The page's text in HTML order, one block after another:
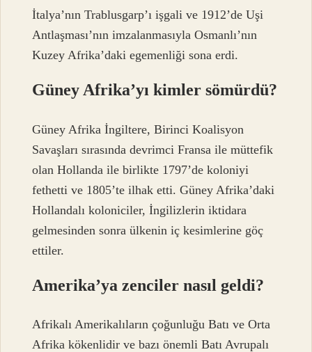
İtalya’nın Trablusgarp’ı işgali ve 1912’de Uşi
Antlaşması’nın imzalanmasıyla Osmanlı’nın
Kuzey Afrika’daki egemenliği sona erdi.
Güney Afrika’yı kimler sömürdü?
Güney Afrika İngiltere, Birinci Koalisyon
Savaşları sırasında devrimci Fransa ile müttefik
olan Hollanda ile birlikte 1797’de koloniyi
fethetti ve 1805’te ilhak etti. Güney Afrika’daki
Hollandalı koloniciler, İngilizlerin iktidara
gelmesinden sonra ülkenin iç kesimlerine göç
ettiler.
Amerika’ya zenciler nasıl geldi?
Afrikalı Amerikalıların çoğunluğu Batı ve Orta
Afrika kökenlidir ve bazı önemli Batı Avrupalı ​​